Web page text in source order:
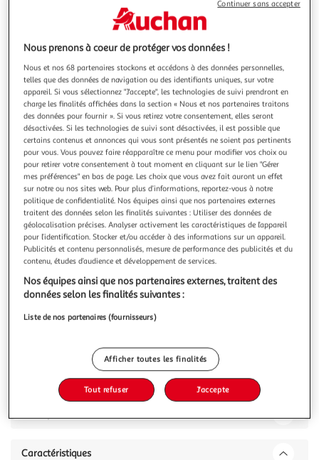
FUNKO
Figurine Funko Pop Animation Chainsaw Kishibe
Figurine Funko Pop Animation Chainsaw Kishibe
En savoir +
Vendu par Multishop
Retrait dès 1/2 semaines
2,00€
Plus d'options
Vendu par Multishop 19,15€
Caractéristiques
Nous prenons à coeur de protéger vos données !
Nous et nos 68 partenaires stockons et accédons à des données personnelles,
telles que des données de navigation ou des identifiants uniques, sur votre
appareil. Si vous sélectionnez "J'accepte", les technologies de suivi prendront en
charge les finalités affichées dans la section « Nous et nos partenaires traitons
des données pour fournir ». Si vous retirez votre consentement, elles seront
désactivées. Si les technologies de suivi sont désactivées, il est possible que
certains contenus et annonces qui vous sont présentés ne soient pas pertinents
pour vous. Vous pouvez faire réapparaître ce menu pour modifier vos choix ou
pour retirer votre consentement à tout moment en cliquant sur le lien "Gérer
mes préférences" en bas de page. Les choix que vous avez fait auront un effet
sur notre ou nos sites web. Pour plus d’informations, reportez-vous à notre
politique de confidentialité. Nos équipes ainsi que nos partenaires externes
traitent des données selon les finalités suivantes : Utiliser des données de
géolocalisation précises. Analyser activement les caractéristiques de l’appareil
pour l’identification. Stocker et/ou accéder à des informations sur un appareil.
Publicités et contenu personnalisés, mesure de performance des publicités et du
contenu, études d’audience et développement de services.
Nos équipes ainsi que nos partenaires externes, traitent des
données selon les finalités suivantes :
Liste de nos partenaires (fournisseurs)
Afficher toutes les finalités
Tout refuser J'accepte
Continuer sans accepter